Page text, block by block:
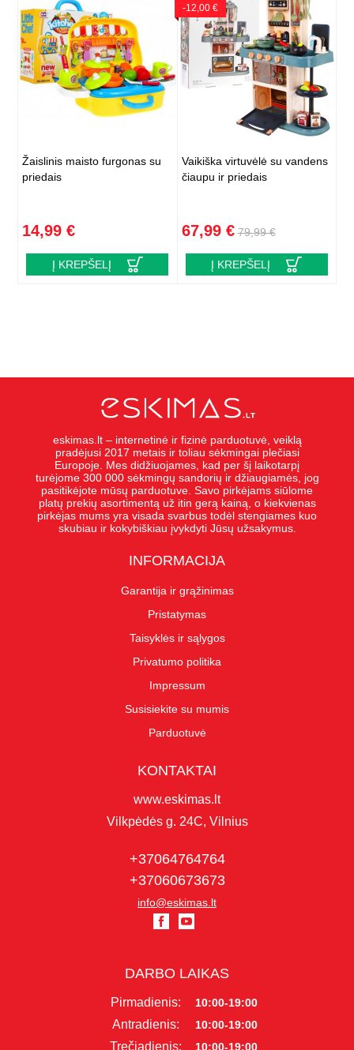
Žaislinis maisto furgonas su
priedais
14,99 €
Į KREPŠELĮ
-12,00 €
Vaikiška virtuvėlė su vandens
čiaupu ir priedais
67,99 € 79,99 €
Į KREPŠELĮ
eskimas.lt – internetinė ir fizinė parduotuvė, veiklą
pradėjusi 2017 metais ir toliau sėkmingai plečiasi
Europoje. Mes didžiuojames, kad per šį laikotarpį
turėjome 300 000 sėkmingų sandorių ir džiaugiamės, jog
pasitikėjote mūsų parduotuve. Savo pirkėjams siūlome
platų prekių asortimentą už itin gerą kainą, o kiekvienas
pirkėjas mums yra visada svarbus todėl stengiames kuo
skubiau ir kokybiškiau įvykdyti Jūsų užsakymus.
INFORMACIJA
Garantija ir grąžinimas
Pristatymas
Taisyklės ir sąlygos
Privatumo politika
Impressum
Susisiekite su mumis
Parduotuvė
KONTAKTAI
www.eskimas.lt
Vilkpėdės g. 24C, Vilnius
+37064764764
+37060673673
info@eskimas.lt
DARBO LAIKAS
Pirmadienis: 10:00-19:00
Antradienis: 10:00-19:00
Trečiadienis: 10:00-19:00